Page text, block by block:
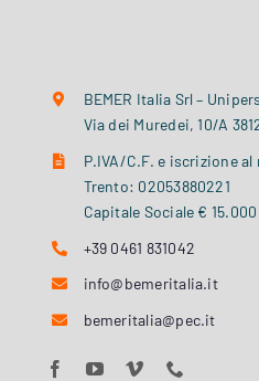
BEMER Italia Srl –
Via dei Muredei, 10/A
P.IVA/C.F. e iscrizione
Trento: 02053880221
Capitale Sociale € 15.000
+39 0461 831042
info@bemeritalia.it
bemeritalia@pec.it